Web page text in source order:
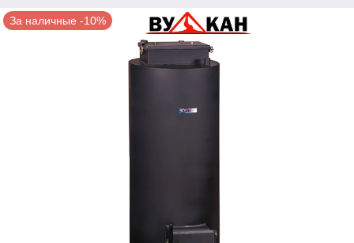
За наличные -10%